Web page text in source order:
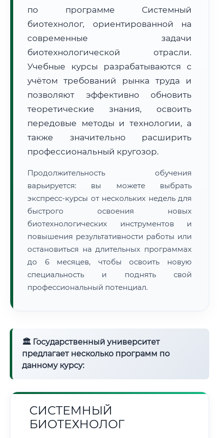
Расчет логистики оригиналов:
~1 848 км
• Экспресс-доставка СДЭК / Почтой:3–5 рабочих дней
📜 Документы и аккредитация ФИС ФРДО
🔍Нажмите на документ для увеличения и просмотра
по программе Системный
биотехнолог, ориентированной на
современные задачи
биотехнологической отрасли.
Учебные курсы разрабатываются с
учётом требований рынка труда и
позволяют эффективно обновить
теоретические знания, освоить
передовые методы и технологии, а
также значительно расширить
профессиональный кругозор.
Продолжительность обучения
варьируется: вы можете выбрать
экспресс-курсы от нескольких недель для
быстрого освоения новых
биотехнологических инструментов и
повышения результативности работы или
остановиться на длительных программах
до 6 месяцев, чтобы освоить новую
специальность и поднять свой
профессиональный потенциал.
🏛 Государственный университет
предлагает несколько программ по
данному курсу:
СИСТЕМНЫЙ
БИОТЕХНОЛОГ